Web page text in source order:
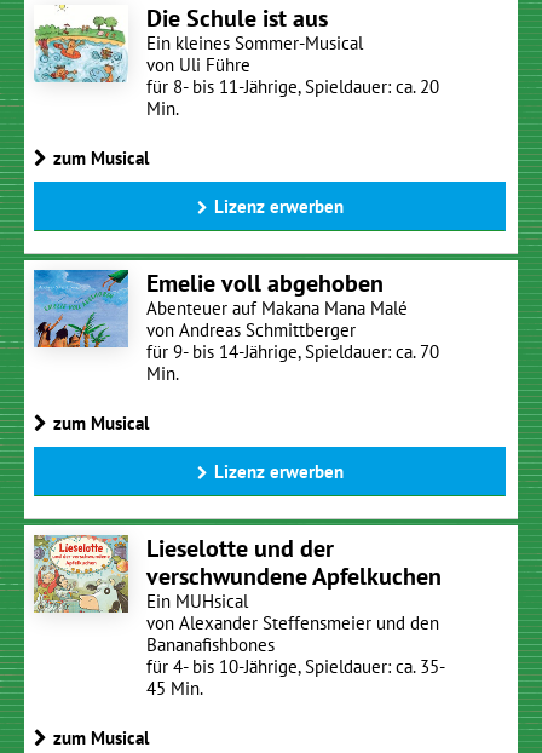
Die Schule ist aus
Ein kleines Sommer-Musical
von Uli Führe
für 8- bis 11-Jährige, Spieldauer: ca. 20
Min.
zum Musical
Lizenz erwerben
Emelie voll abgehoben
Abenteuer auf Makana Mana Malé
von Andreas Schmittberger
für 9- bis 14-Jährige, Spieldauer: ca. 70
Min.
zum Musical
Lizenz erwerben
Lieselotte und der
verschwundene Apfelkuchen
Ein MUHsical
von Alexander Steffensmeier und den
Bananafishbones
für 4- bis 10-Jährige, Spieldauer: ca. 35-
45 Min.
zum Musical